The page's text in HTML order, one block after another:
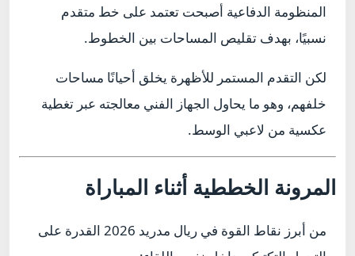
المنظومة الدفاعية أصبحت تعتمد على خط متقدم
نسبيًا، بهدف تقليص المساحات بين الخطوط.
لكن التقدم المستمر للأظهرة يخلق أحيانًا مساحات
خلفهم، وهو ما يحاول الجهاز الفني معالجته عبر تغطية
عكسية من لاعبي الوسط.
المرونة الخططية أثناء المباراة
من أبرز نقاط القوة في ريال مدريد 2026 القدرة على